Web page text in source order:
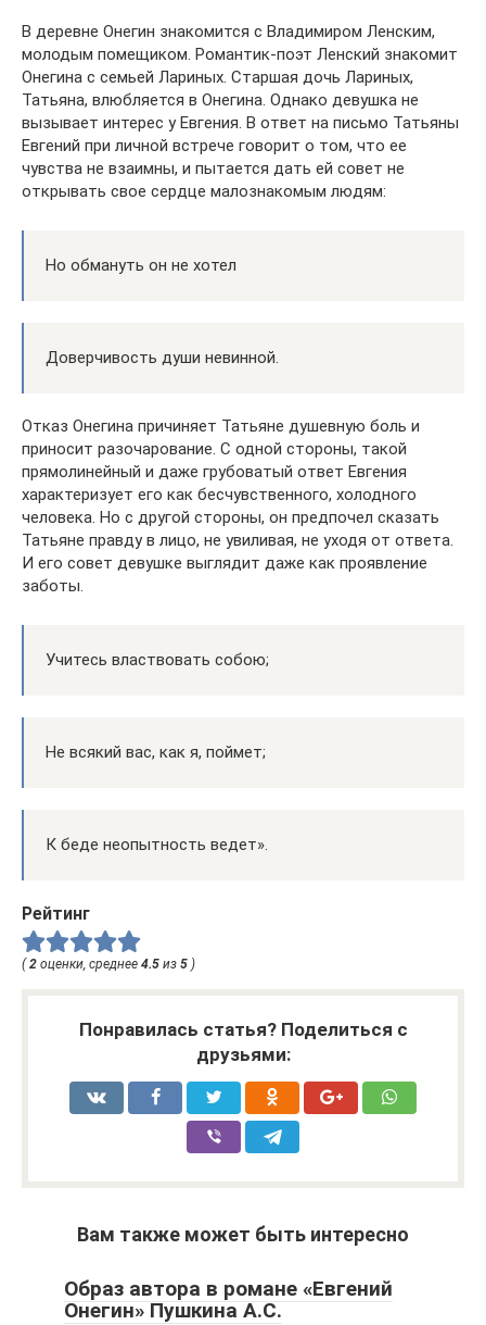
В деревне Онегин знакомится с Владимиром Ленским,
молодым помещиком. Романтик-поэт Ленский знакомит
Онегина с семьей Лариных. Старшая дочь Лариных,
Татьяна, влюбляется в Онегина. Однако девушка не
вызывает интерес у Евгения. В ответ на письмо Татьяны
Евгений при личной встрече говорит о том, что ее
чувства не взаимны, и пытается дать ей совет не
открывать свое сердце малознакомым людям:
Но обмануть он не хотел
Доверчивость души невинной.
Отказ Онегина причиняет Татьяне душевную боль и
приносит разочарование. С одной стороны, такой
прямолинейный и даже грубоватый ответ Евгения
характеризует его как бесчувственного, холодного
человека. Но с другой стороны, он предпочел сказать
Татьяне правду в лицо, не увиливая, не уходя от ответа.
И его совет девушке выглядит даже как проявление
заботы.
Учитесь властвовать собою;
Не всякий вас, как я, поймет;
К беде неопытность ведет».
Рейтинг
( 2 оценки, среднее 4.5 из 5 )
Понравилась статья? Поделиться с
друзьями:
Вам также может быть интересно
Образ автора в романе «Евгений
Онегин» Пушкина А.С.